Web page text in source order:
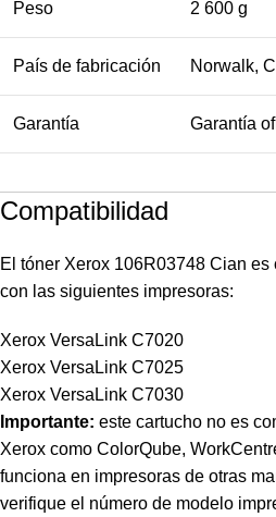
Peso 2 600 g
País de fabricación Norwalk,
Garantía Garantía
Compatibilidad
El tóner Xerox 106R03748 Cian
con las siguientes impresoras:
Xerox VersaLink C7020
Xerox VersaLink C7025
Xerox VersaLink C7030
Importante: este cartucho no es
Xerox como ColorQube,
funciona en impresoras de otras
verifique el número de modelo